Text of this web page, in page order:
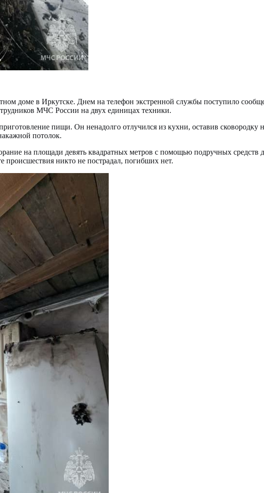
доме в Иркутске. Днем на телефон экстренной службы поступило
МЧС России на двух единицах техники.
пищи. Он ненадолго отлучился из кухни, оставив сковородку
потолок.
на площади девять квадратных метров с помощью подручных
происшествия никто не пострадал, погибших нет.